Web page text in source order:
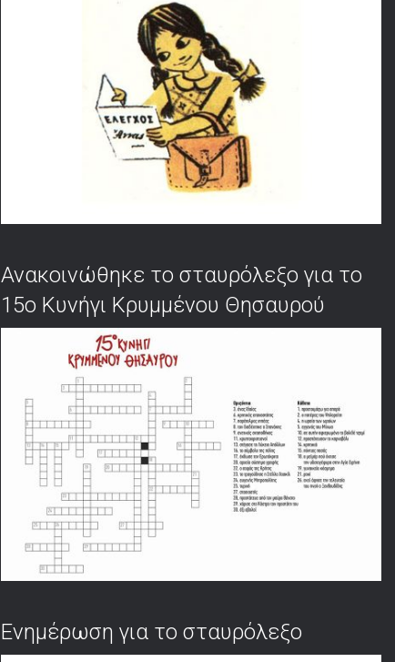
Ανακοινώθηκε το σταυρόλεξο για το
15ο Κυνήγι Κρυμμένου Θησαυρού
Ενημέρωση για το σταυρόλεξο